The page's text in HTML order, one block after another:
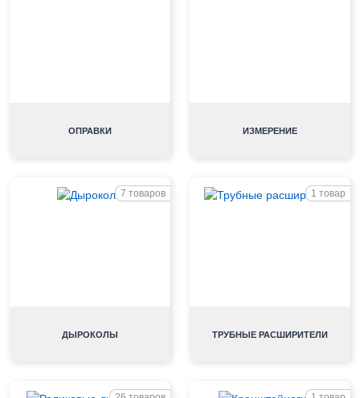
ОПРАВКИ ИЗМЕРЕНИЕ
7 товаров
ДЫРОКОЛЫ
1 товар
ТРУБНЫЕ РАСШИРИТЕЛИ